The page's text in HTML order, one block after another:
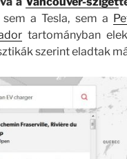
a Tesla, sem a
tartományban
szerint eladtak